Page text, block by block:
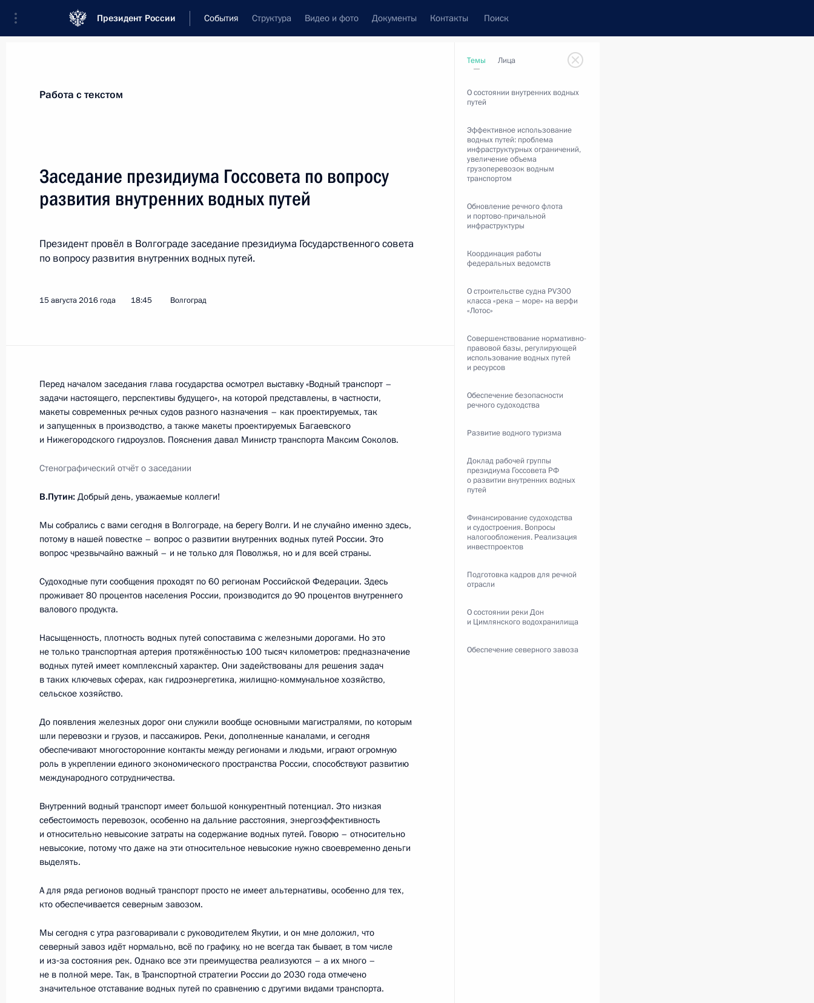
Президент России События Структура Видео и фото Документы Контакты Поиск
Комиссии и советы
август, 2016
Новости
Послания Федеральному Собранию
Заявления по важнейшим вопросам
Речи и обращения
Пресс-конференции
Интервью
31 августа 2016 года, 08:10 Москва, Кремль
1
Рабочая встреча с врио губернатора Забайкальского края
Натальей Ждановой
1
Голубевым
30 августа 2016 года, 14:30
26 августа 2016 года, пятница
Заседание президиума Госсовета о повышении инвестиционной
26 августа 2016 года, 12:00 Алтайский край, Белокуриха
Рабочая встреча с врио Главы Чечни Рамзаном Кадыровым
26 августа 2016 года, 00:25 Москва, Кремль
25 августа 2016 года, четверг
25 августа 2016 года, 23:25
Награждение победителей Олимпиады-2016
25 августа 2016 года, 14:00 Москва, Кремль
Работа с текстом
Заседание президиума Госсовета по вопросу
развития внутренних водных путей
Президент провёл в Волгограде заседание президиума Государственного совета
по вопросу развития внутренних водных путей.
15 августа 2016 года 18:45 Волгоград
Перед началом заседания глава государства осмотрел выставку «Водный транспорт –
задачи настоящего, перспективы будущего», на которой представлены, в частности,
макеты современных речных судов разного назначения – как проектируемых, так
и запущенных в производство, а также макеты проектируемых Багаевского
и Нижегородского гидроузлов. Пояснения давал Министр транспорта Максим Соколов.
Стенографический отчёт о заседании
В.Путин: Добрый день, уважаемые коллеги!
Мы собрались с вами сегодня в Волгограде, на берегу Волги. И не случайно именно здесь,
потому в нашей повестке – вопрос о развитии внутренних водных путей России. Это
вопрос чрезвычайно важный – и не только для Поволжья, но и для всей страны.
Судоходные пути сообщения проходят по 60 регионам Российской Федерации. Здесь
проживает 80 процентов населения России, производится до 90 процентов внутреннего
валового продукта.
Насыщенность, плотность водных путей сопоставима с железными дорогами. Но это
не только транспортная артерия протяжённостью 100 тысяч километров: предназначение
водных путей имеет комплексный характер. Они задействованы для решения задач
в таких ключевых сферах, как гидроэнергетика, жилищно-коммунальное хозяйство,
сельское хозяйство.
До появления железных дорог они служили вообще основными магистралями, по которым
шли перевозки и грузов, и пассажиров. Реки, дополненные каналами, и сегодня
обеспечивают многосторонние контакты между регионами и людьми, играют огромную
роль в укреплении единого экономического пространства России, способствуют развитию
международного сотрудничества.
Внутренний водный транспорт имеет большой конкурентный потенциал. Это низкая
себестоимость перевозок, особенно на дальние расстояния, энергоэффективность
и относительно невысокие затраты на содержание водных путей. Говорю – относительно
невысокие, потому что даже на эти относительное невысокие нужно своевременно деньги
выделять.
А для ряда регионов водный транспорт просто не имеет альтернативы, особенно для тех,
кто обеспечивается северным завозом.
Мы сегодня с утра разговаривали с руководителем Якутии, и он мне доложил, что
северный завоз идёт нормально, всё по графику, но не всегда так бывает, в том числе
и из‑за состояния рек. Однако все эти преимущества реализуются – а их много –
не в полной мере. Так, в Транспортной стратегии России до 2030 года отмечено
значительное отставание водных путей по сравнению с другими видами транспорта.
Темы
О состоянии внутренних водных
путей
Эффективное использование
водных путей: проблема
инфраструктурных ограничений,
увеличение объема
грузоперевозок водным
транспортом
Обновление речного флота
и портово-причальной
инфраструктуры
Координация работы
федеральных ведомств
О строительстве судна PV300
класса «река – море» на верфи
«Лотос»
Совершенствование нормативно-
правовой базы, регулирующей
использование водных путей
и ресурсов
Обеспечение безопасности
речного судоходства
Развитие водного туризма
Доклад рабочей группы
президиума Госсовета РФ
о развитии внутренних водных
путей
Финансирование судоходства
и судостроения. Вопросы
налогообложения. Реализация
инвестпроектов
Подготовка кадров для речной
отрасли
О состоянии реки Дон
и Цимлянского водохранилища
Обеспечение северного завоза
Лица